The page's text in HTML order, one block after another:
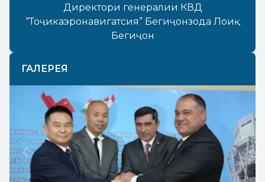
Директори генералии КВД
“Тоҷикаэронавигатсия” Бегиҷонзода Лоиқ
Бегиҷон
ГАЛЕРЕЯ
Previous Next